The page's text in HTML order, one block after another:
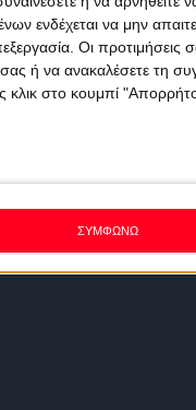
ενδέχεται να μην
Οι προτιμήσεις
σας ή να ανακαλέσετε τη
κλικ στο κουμπί
ΣΥΜΦΩΝΩ